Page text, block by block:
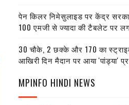
पेन किलर निमेसुलाइड पर केंद्र
100 एमजी से ज्यादा की टैबलेट पर
30 चौके, 2 छक्के और 170 का
आखिरी दिन मैदान पर आया 'पांड्या'
MPINFO HINDI NEWS